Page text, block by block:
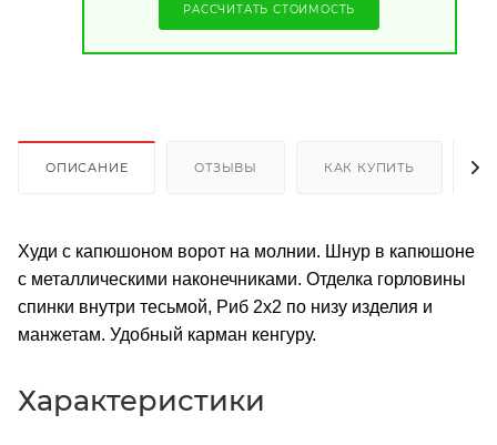
РАССЧИТАТЬ СТОИМОСТЬ
ОПИСАНИЕ ОТЗЫВЫ КАК КУПИТЬ
Худи с капюшоном ворот на молнии. Шнур в капюшоне
с металлическими наконечниками. Отделка горловины
спинки внутри тесьмой, Риб 2х2 по низу изделия и
манжетам. Удобный карман кенгуру.
Характеристики